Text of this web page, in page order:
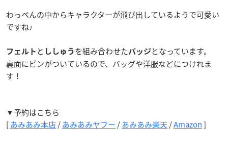
わっぺんの中からキャラクターが飛び出しているようで可愛い
ですね♪
フェルト と ししゅう を組み合わせたバッジ となっています。
裏面にピンがついているので、バッグや洋服などにつけれま
す！
▼予約はこちら
[あみあみ本店/あみあみヤフー /あみあみ楽天 /Amazon]